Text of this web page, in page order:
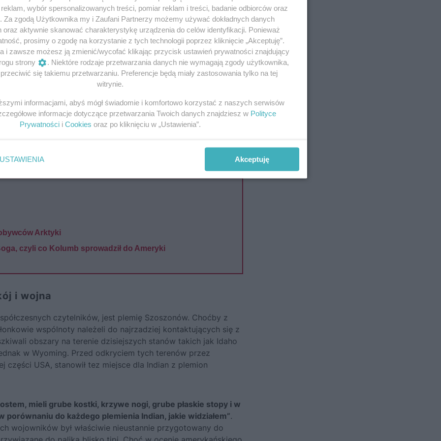
– jako samodzielne państwo – funkcjonowało zaledwie
wszystkich trzynastu kolonii spotkali się na kongresie w
się imperium, na mapie USA wciąż mogły znajdować
były już jednak zajęte od wielu wieków.
opracowania „W poszukiwaniu granic Ameryki –
możemy uzmysłowić sobie między innymi, jak wyglądały
Lewis, który w karierze wojskowej osiągnął stopień
opis kultur nieznanego wówczas świata Indian.
część artykułu pod ramką
Arktyki
czyli co Kolumb sprowadził do Ameryki
i wojna
czytelników, jest plemię Szoszonów. Choćby z
wspólnoty należeli do najrzadziej kontaktujących się z
obszary na terenie dzisiejszych stanów takich jak Idaho
w Wyoming. Przed odkryciem tych terenów przez
USA, stanowił tez miejsce dla Indian z plemion
mieli grube kostki, krzywe nogi, grube płaskie stopy i w
do każdego plemienia Indian, jakie widziałem”.
wojowników był właściwie nieustannie przygotowany do
wybór spersonalizowanych treści, pomiar reklam i treści, badanie odbiorców oraz
Za zgodą Użytkownika my i Zaufani Partnerzy możemy używać dokładnych danych
oraz aktywnie skanować charakterystykę urządzenia do celów identyfikacji. Ponieważ
prosimy o zgodę na korzystanie z tych technologii poprzez kliknięcie „Akceptuję”.
i zawsze możesz ją zmienić/wycofać klikając przycisk ustawień prywatności znajdujący
strony
. Niektóre rodzaje przetwarzania danych nie wymagają zgody użytkownika,
się takiemu przetwarzaniu. Preferencje będą miały zastosowania tylko na tej
witrynie.
informacjami, abyś mógł świadomie i komfortowo korzystać z naszych serwisów
informacje dotyczące przetwarzania Twoich danych znajdziesz w Polityce
Prywatności i Cookies oraz po kliknięciu w „Ustawienia”.
USTAWIENIA Akceptuję